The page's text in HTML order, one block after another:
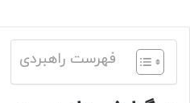
فهرست راهبردی